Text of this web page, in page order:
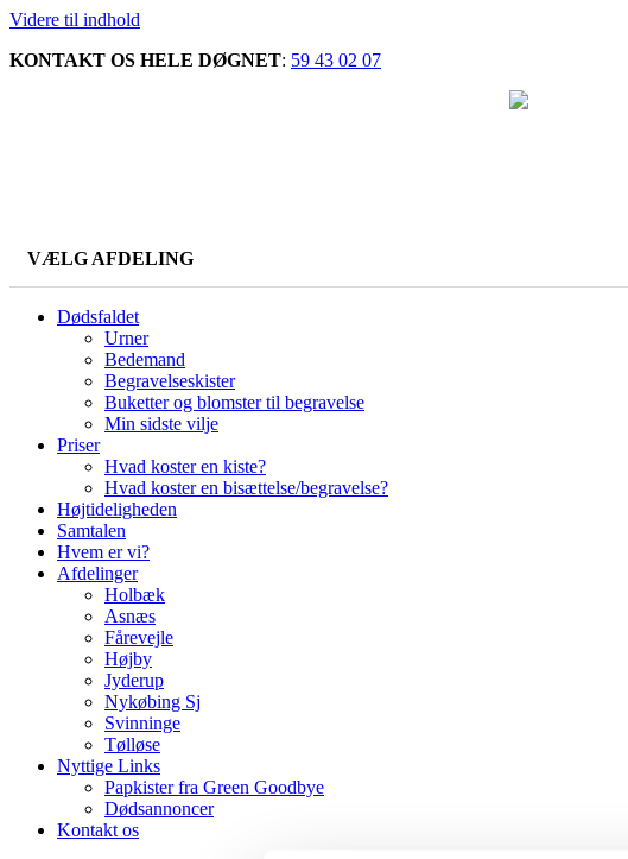
Videre til indhold
KONTAKT OS HELE DØGNET: 59 43 02 07
VÆLG AFDELING
Dødsfaldet
Urner
Bedemand
Begravelseskister
Buketter og blomster til begravelse
Min sidste vilje
Priser
Hvad koster en kiste?
Hvad koster en bisættelse/begravelse?
Højtideligheden
Samtalen
Hvem er vi?
Afdelinger
Holbæk
Asnæs
Fårevejle
Højby
Jyderup
Nykøbing Sj
Svinninge
Tølløse
Nyttige Links
Papkister fra Green Goodbye
Dødsannoncer
Kontakt os